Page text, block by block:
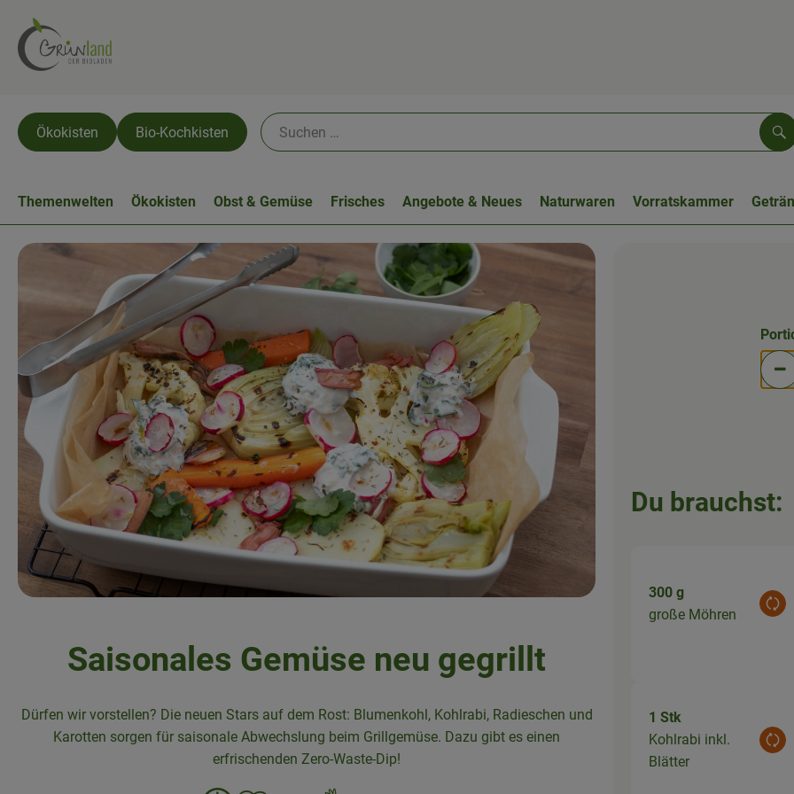
Ökokisten Bio-Kochkisten
Themenwelten Ökokisten Obst & Gemüse Frisches Angebote & Neues Naturwaren Vorratskammer
Saisonales Gemüse neu gegrillt
Dürfen wir vorstellen? Die neuen Stars auf dem Rost: Blumenkohl, Kohlrabi, Radieschen und
Karotten sorgen für saisonale Abwechslung beim Grillgemüse. Dazu gibt es einen
erfrischenden Zero-Waste-Dip!
Du brauchst:
300 g
große Möhren
1 Stk
Kohlrabi inkl.
Blätter